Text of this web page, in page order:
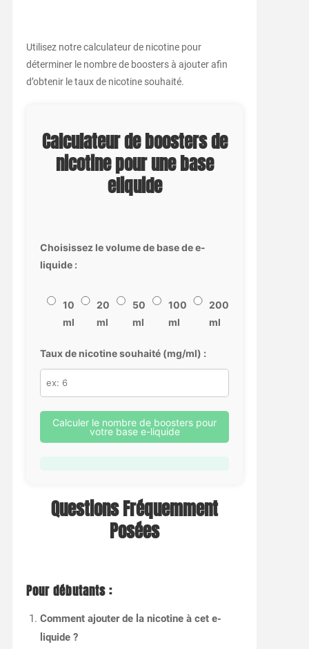
Utilisez notre calculateur de nicotine pour
déterminer le nombre de boosters à ajouter afin
d’obtenir le taux de nicotine souhaité.
Calculateur de boosters de
nicotine pour une base
eliquide
Choisissez le volume de base de e-
liquide :
10
ml
20
ml
50
ml
100
ml
200
ml
Taux de nicotine souhaité (mg/ml) :
Calculer le nombre de boosters pour
votre base e-liquide
Questions Fréquemment
Posées
Pour débutants :
Comment ajouter de la nicotine à cet e-
liquide ?